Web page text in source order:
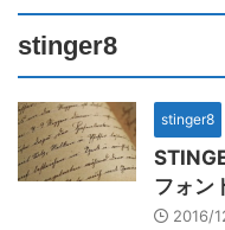
stinger8
stinger8
フォン
2016/